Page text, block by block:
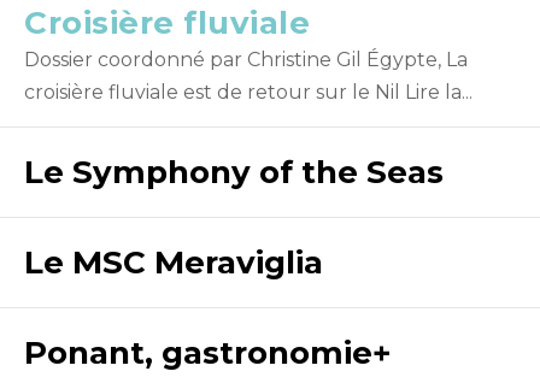
Croisière fluviale
Dossier coordonné par Christine Gil Égypte, La
croisière fluviale est de retour sur le Nil Lire la...
Le Symphony of the Seas
Le MSC Meraviglia
Ponant, gastronomie+